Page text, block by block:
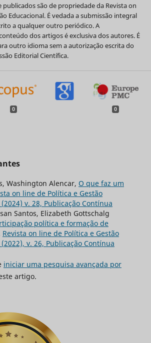
publicados são de propriedade da Revista on
Educacional. É vedada a submissão integral
a qualquer outro periódico. A
dos artigos é exclusiva dos autores. É
outro idioma sem a autorização escrita do
Editorial Científica.
0 0
Washington Alencar, O que faz um
on line de Política e Gestão
v. 28, Publicação Contínua
Santos, Elizabeth Gottschalg
política e formação de
Revista on line de Política e Gestão
v. 26, Publicação Contínua
iniciar uma pesquisa avançada por
artigo.